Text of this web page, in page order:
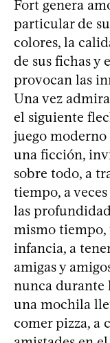
Fort genera
particular de
colores, la
de sus fichas y
provocan las
Una vez
el siguiente
juego moderno
una ficción,
sobre todo, a
tiempo, a
las
mismo tiempo,
infancia, a
amigas y
nunca durante
una mochila
comer pizza, a